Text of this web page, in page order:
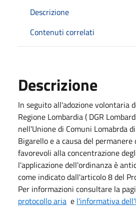
Descrizione
Contenuti correlati
Descrizione
In seguito all'adozione volontaria
Regione Lombardia ( DGR
nell'Unione di Comuni Lomabrda
Bigarello e a causa del
favorevoli alla concentrazione
l'applicazione dell'ordinanza è
come indicato dall'articolo 8 del
Per informazioni consultare la
protocollo aria e l'informativa